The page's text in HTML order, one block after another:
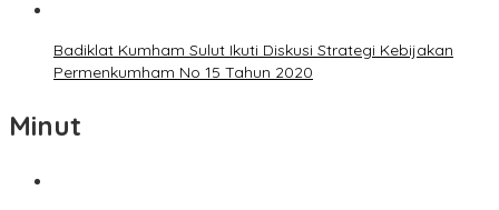
Badiklat Kumham Sulut Ikuti Diskusi Strategi Kebijakan
Permenkumham No 15 Tahun 2020
Minut